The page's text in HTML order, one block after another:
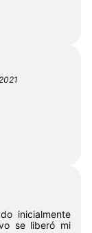
inicialmente
se liberó mi